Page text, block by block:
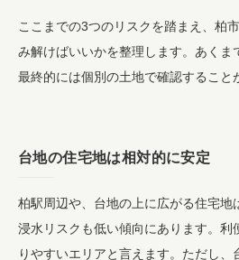
ここまでの3つのリスクを踏まえ、柏
み解けばいいかを整理します。あくま
最終的には個別の土地で確認すること
台地の住宅地は相対的に安定
柏駅周辺や、台地の上に広がる住宅地
浸水リスクも低い傾向にあります。利
りやすいエリアと言えます。ただし、